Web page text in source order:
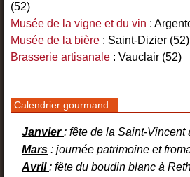
(52)
Musée de la vigne et du vin :
Musée de la bière : Saint-Dizier (52)
Brasserie artisanale : Vauclair (52)
Calendrier gourmand :
Janvier: fête de la Saint-Vincent
Mars : journée patrimoine et
Avril: fête du boudin blanc à